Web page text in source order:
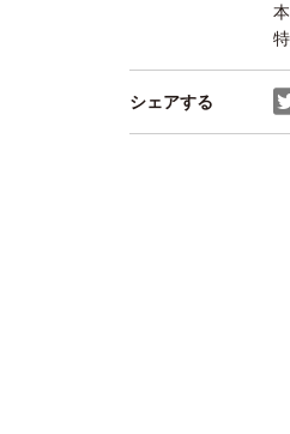
シェアする